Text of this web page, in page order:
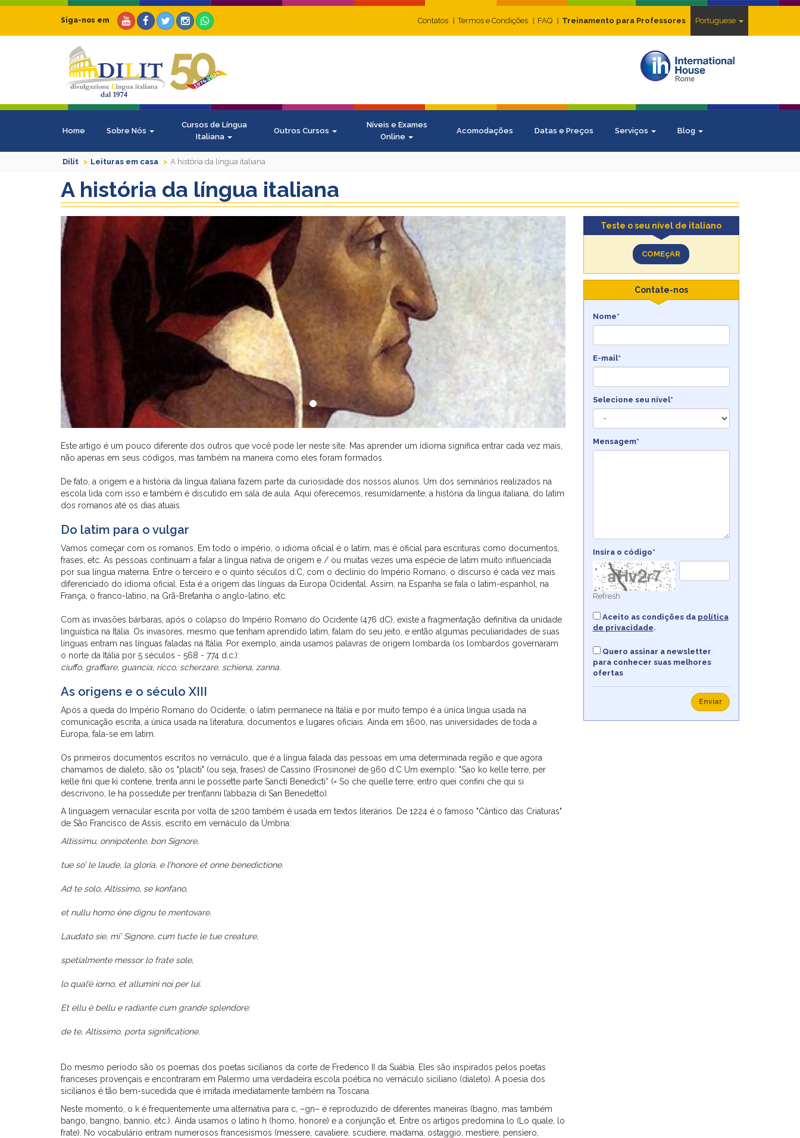
Contatos Termos e Condições FAQ Treinamento para Professores Portuguese
Siga-nos em
Home Sobre Nós
Cursos de Língua
Italiana
Outros Cursos
Níveis e Exames
Online
Acomodações Datas e Preços Serviços Blog
Dilit Leituras em casa A história da língua italiana
A história da língua italiana
Este artigo é um pouco diferente dos outros que você pode ler neste site. Mas aprender um idioma significa entrar cada vez mais,
não apenas em seus códigos, mas também na maneira como eles foram formados.
De fato, a origem e a história da língua italiana fazem parte da curiosidade dos nossos alunos. Um dos seminários realizados na
escola lida com isso e também é discutido em sala de aula. Aqui oferecemos, resumidamente, a história da língua italiana, do latim
dos romanos até os dias atuais.
Do latim para o vulgar
Vamos começar com os romanos. Em todo o império, o idioma oficial é o latim, mas é oficial para escrituras como documentos,
frases, etc. As pessoas continuam a falar a língua nativa de origem e / ou muitas vezes uma espécie de latim muito influenciada
por sua língua materna. Entre o terceiro e o quinto séculos d.C, com o declínio do Império Romano, o discurso é cada vez mais
diferenciado do idioma oficial. Esta é a origem das línguas da Europa Ocidental. Assim, na Espanha se fala o latim-espanhol, na
França, o franco-latino, na Grã-Bretanha o anglo-latino, etc.
Com as invasões bárbaras, após o colapso do Império Romano do Ocidente (476 dC), existe a fragmentação definitiva da unidade
linguística na Itália. Os invasores, mesmo que tenham aprendido latim, falam do seu jeito, e então algumas peculiaridades de suas
línguas entram nas línguas faladas na Itália. Por exemplo, ainda usamos palavras de origem lombarda (os lombardos governaram
o norte da Itália por 5 séculos - 568 - 774 d.c.):
ciuffo, graffiare, guancia, ricco, scherzare, schiena, zanna.
As origens e o século XIII
Após a queda do Império Romano do Ocidente, o latim permanece na Itália e por muito tempo é a única língua usada na
comunicação escrita, a única usada na literatura, documentos e lugares oficiais. Ainda em 1600, nas universidades de toda a
Europa, fala-se em latim.
Os primeiros documentos escritos no vernáculo, que é a língua falada das pessoas em uma determinada região e que agora
chamamos de dialeto, são os "placiti" (ou seja, frases) de Cassino (Frosinone) de 960 d.C Um exemplo: "Sao ko kelle terre, per
kelle fini que ki contene, trenta anni le possette parte Sancti Benedicti“ (= So che quelle terre, entro quei confini che qui si
descrivono, le ha possedute per trent’anni l’abbazia di San Benedetto).
A linguagem vernacular escrita por volta de 1200 também é usada em textos literários. De 1224 é o famoso "Cântico das Criaturas"
de São Francisco de Assis, escrito em vernáculo da Úmbria:
Altissimu, onnipotente, bon Signore,
tue so’ le laude, la gloria, e l’honore et onne benedictione.
Ad te solo, Altissimo, se konfano,
et nullu homo ène dignu te mentovare.
Laudato sie, mi’ Signore, cum tucte le tue creature,
spetialmente messor lo frate sole,
lo qual’è iorno, et allumini noi per lui.
Et ellu è bellu e radiante cum grande splendore:
de te, Altissimo, porta significatione.
Do mesmo período são os poemas dos poetas sicilianos da corte de Frederico II da Suábia. Eles são inspirados pelos poetas
franceses provençais e encontraram em Palermo uma verdadeira escola poética no vernáculo siciliano (dialeto). A poesia dos
sicilianos é tão bem-sucedida que é imitada imediatamente também na Toscana.
Neste momento, o k é frequentemente uma alternativa para c, –gn– é reproduzido de diferentes maneiras (bagno, mas também
bango, bangno, bannio, etc.). Ainda usamos o latino h (homo, honore) e a conjunção et. Entre os artigos predomina lo (Lo quale, lo
frate). No vocabulário entram numerosos francesismos (messere, cavaliere, scudiere, madama, ostaggio, mestiere, pensiero,
Teste o seu nível de italiano
COMEçAR
Contate-nos
Nome*
E-mail*
Selecione seu nível*
Mensagem*
Insira o código*
Refresh
Aceito as condições da política
de privacidade.
Quero assinar a newsletter
para conhecer suas melhores
ofertas
Enviar